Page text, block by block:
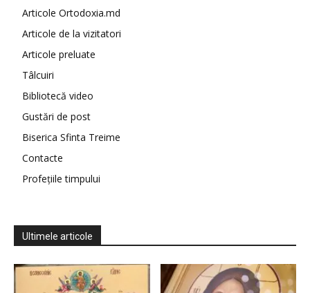
Articole Ortodoxia.md
Articole de la vizitatori
Articole preluate
Tâlcuiri
Bibliotecă video
Gustări de post
Biserica Sfinta Treime
Contacte
Profețiile timpului
Ultimele articole